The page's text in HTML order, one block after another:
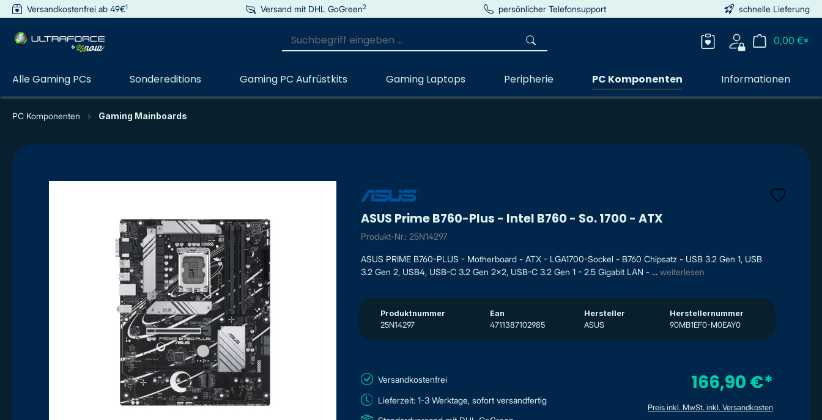
springen Zur Hauptnavigation springen
Versandkostenfrei ab 49€1 Versand mit DHL GoGreen2 persönlicher Telefonsupport schnelle Lieferung
0,00 €*
Alle Gaming PCs Sondereditions Gaming PC Aufrüstkits Gaming Laptops Peripherie PC Komponenten Informationen
PC Komponenten Gaming Mainboards
ASUS Prime B760-Plus - Intel B760 - So. 1700 - ATX
Produkt-Nr.: 25N14297
ASUS PRIME B760-PLUS - Motherboard - ATX - LGA1700-Sockel - B760 Chipsatz - USB 3.2 Gen 1, USB
3.2 Gen 2, USB4, USB-C 3.2 Gen 2x2, USB-C 3.2 Gen 1 - 2.5 Gigabit LAN - ... weiterlesen
Produktnummer
25N14297
Ean
4711387102985
Hersteller
ASUS
Herstellernummer
90MB1EF0-M0EAY0
Versandkostenfrei
Lieferzeit: 1-3 Werktage, sofort versandfertig
166,90 €*
Preis inkl. MwSt. inkl. Versandkosten